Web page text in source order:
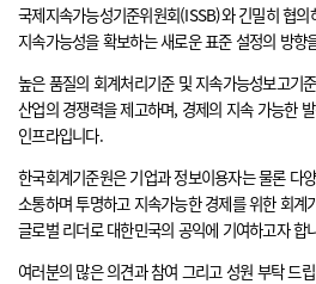
국제지속가능성기준위원회(ISSB)와 긴밀히 협의
지속가능성을 확보하는 새로운 표준 설정의 방향
높은 품질의 회계처리기준 및 지속가능성보고기
산업의 경쟁력을 제고하며, 경제의 지속 가능한
인프라입니다.
한국회계기준원은 기업과 정보이용자는 물론 다
소통하며 투명하고 지속가능한 경제를 위한 회계
글로벌 리더로 대한민국의 공익에 기여하고자 합
여러분의 많은 의견과 참여 그리고 성원 부탁 드